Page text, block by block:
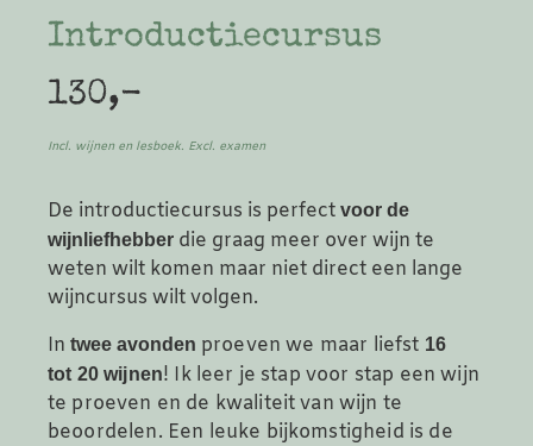
Introductiecursus
130,-
Incl. wijnen en lesboek. Excl. examen
De introductiecursus is perfect voor de
wijnliefhebber die graag meer over wijn te
weten wilt komen maar niet direct een lange
wijncursus wilt volgen.
In twee avonden proeven we maar liefst 16
tot 20 wijnen! Ik leer je stap voor stap een wijn
te proeven en de kwaliteit van wijn te
beoordelen. Een leuke bijkomstigheid is de